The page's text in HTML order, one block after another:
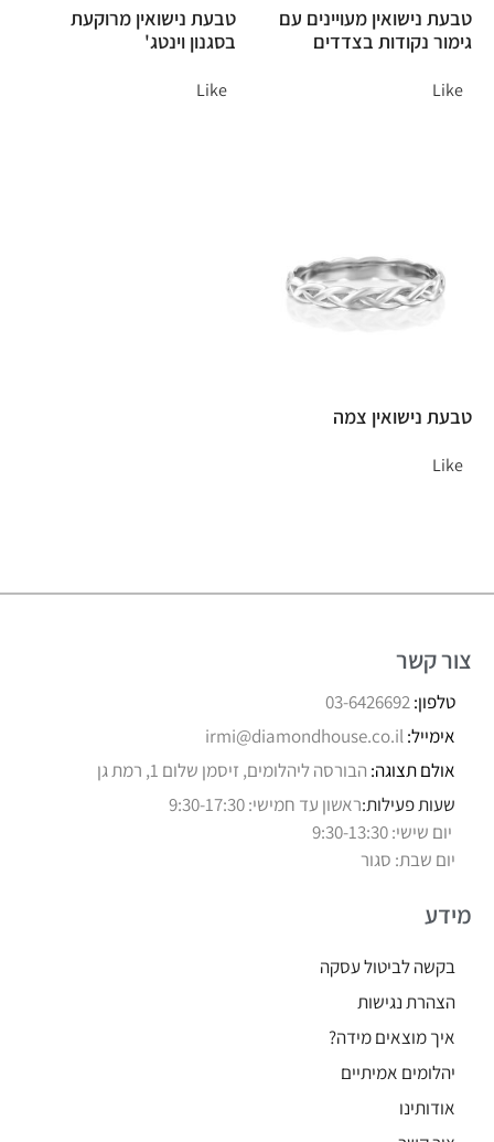
טבעת נישואין מעויינים עם
גימור נקודות בצדדים
Like
טבעת נישואין מרוקעת
בסגנון וינטג'
Like
טבעת נישואין צמה
Like
צור קשר
טלפון:03-6426692
אימייל:irmi@diamondhouse.co.il
אולם תצוגה: הבורסה ליהלומים, זיסמן שלום 1, רמת גן
שעות פעילות:ראשון עד חמישי: 9:30-17:30
יום שישי: 9:30-13:30
יום שבת: סגור
מידע
בקשה לביטול עסקה
הצהרת נגישות
איך מוצאים מידה?
יהלומים אמיתיים
אודותינו